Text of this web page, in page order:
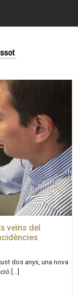
veïns del
dos anys, una nova
[…]